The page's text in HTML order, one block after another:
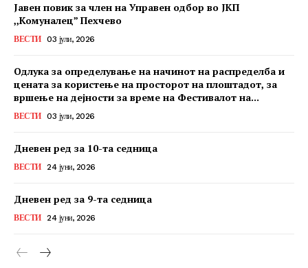
Јавен повик за член на Управен одбор во ЈКП
,,Комуналец” Пехчево
ВЕСТИ 03 јули, 2026
Одлука за определување на начинот на распределба и
цената за користење на просторот на плоштадот, за
вршење на дејности за време на Фестивалот на...
ВЕСТИ 03 јули, 2026
Дневен ред за 10-та седница
ВЕСТИ 24 јуни, 2026
Дневен ред за 9-та седница
ВЕСТИ 24 јуни, 2026